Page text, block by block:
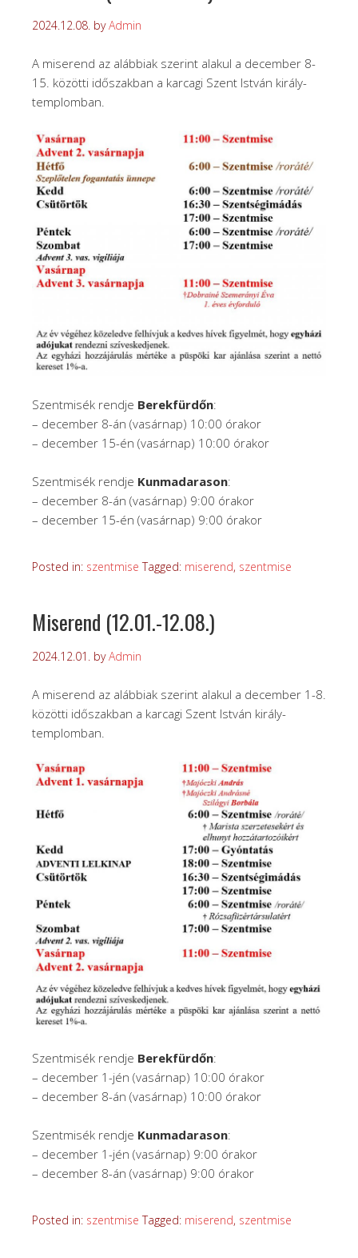
2024.12.08. byAdmin
A miserend az alábbiak szerint alakul a december 8-
15. közötti időszakban a karcagi Szent István király-
templomban.
Szentmisék rendje Berekfürdőn:
– december 8-án (vasárnap) 10:00 órakor
– december 15-én (vasárnap) 10:00 órakor
Szentmisék rendje Kunmadarason:
– december 8-án (vasárnap) 9:00 órakor
– december 15-én (vasárnap) 9:00 órakor
Posted in: szentmise Tagged: miserend, szentmise
Miserend (12.01.-12.08.)
2024.12.01. byAdmin
A miserend az alábbiak szerint alakul a december 1-8.
közötti időszakban a karcagi Szent István király-
templomban.
Szentmisék rendje Berekfürdőn:
– december 1-jén (vasárnap) 10:00 órakor
– december 8-án (vasárnap) 10:00 órakor
Szentmisék rendje Kunmadarason:
– december 1-jén (vasárnap) 9:00 órakor
– december 8-án (vasárnap) 9:00 órakor
Posted in: szentmise Tagged: miserend, szentmise